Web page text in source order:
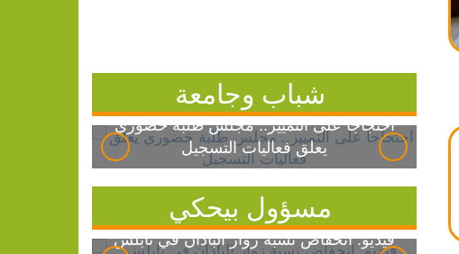
شباب وجامعة
احتجاجاً على التمييز.. مجلس طلبة خضوري
يعلق فعاليات التسجيل
مسؤول بيحكي
فيديو: انخفاض نسبة زوار الباذان في نابلس